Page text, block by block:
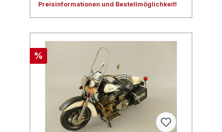
Preisinformationen und Bestellmöglichkeit!
%